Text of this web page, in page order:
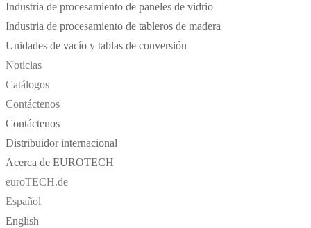
Industria de procesamiento de paneles de vidrio
Industria de procesamiento de tableros de madera
Unidades de vacío y tablas de conversión
Noticias
Catálogos
Contáctenos
Contáctenos
Distribuidor internacional
Acerca de EUROTECH
euroTECH.de
Español
English